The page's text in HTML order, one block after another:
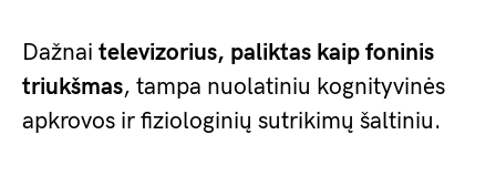
Dažnai televizorius, paliktas kaip foninis
triukšmas, tampa nuolatiniu kognityvinės
apkrovos ir fiziologinių sutrikimų šaltiniu.